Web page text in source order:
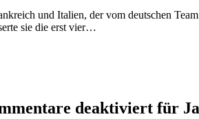
und Italien, der vom deutschen
sie die erst vier…
deaktiviert für